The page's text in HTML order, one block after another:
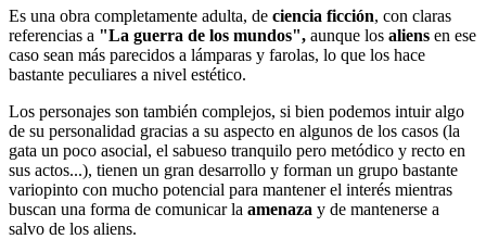
Es una obra completamente adulta, de ciencia ficción, con claras
referencias a "La guerra de los mundos", aunque los aliens en ese
caso sean más parecidos a lámparas y farolas, lo que los hace
bastante peculiares a nivel estético.
Los personajes son también complejos, si bien podemos intuir algo
de su personalidad gracias a su aspecto en algunos de los casos (la
gata un poco asocial, el sabueso tranquilo pero metódico y recto en
sus actos...), tienen un gran desarrollo y forman un grupo bastante
variopinto con mucho potencial para mantener el interés mientras
buscan una forma de comunicar la amenaza y de mantenerse a
salvo de los aliens.